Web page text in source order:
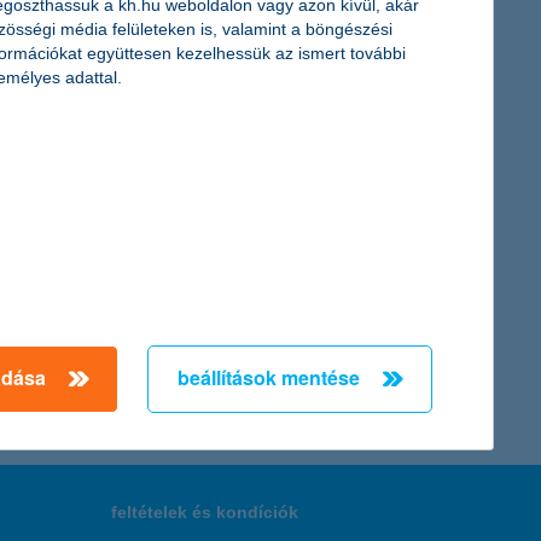
hozzá a K&H az elmúlt évben. Többek között ezek a
feltételek és kondíciók
a kh.hu weboldalon vagy azon kívül, akár
média felületeken is, valamint a böngészési
együttesen kezelhessük az ismert további
adattal.
beállítások mentése